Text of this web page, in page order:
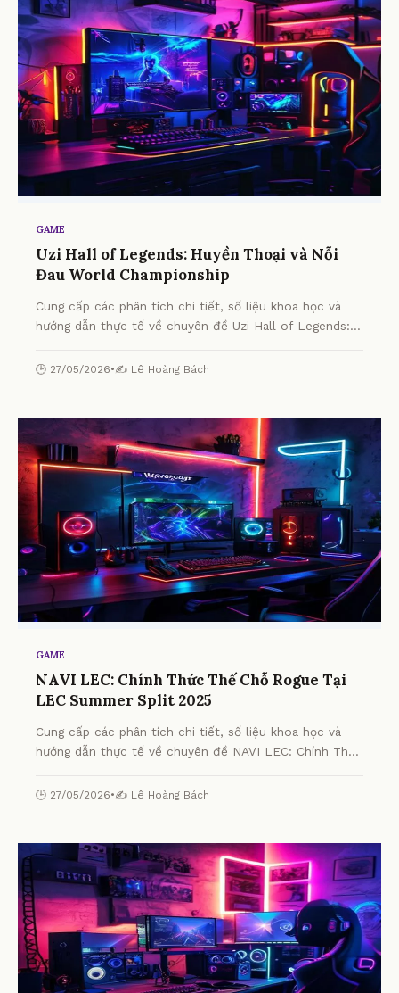
GAME
Uzi Hall of Legends: Huyền Thoại và Nỗi
Đau World Championship
Cung cấp các phân tích chi tiết, số liệu khoa học và
hướng dẫn thực tế về chuyên đề Uzi Hall of Legends:
chuyên gia.
🕒 27/05/2026•✍️ Lê Hoàng Bách
GAME
NAVI LEC: Chính Thức Thế Chỗ Rogue Tại
LEC Summer Split 2025
Cung cấp các phân tích chi tiết, số liệu khoa học và
hướng dẫn thực tế về chuyên đề NAVI LEC: Chính Thức
gia.
🕒 27/05/2026•✍️ Lê Hoàng Bách